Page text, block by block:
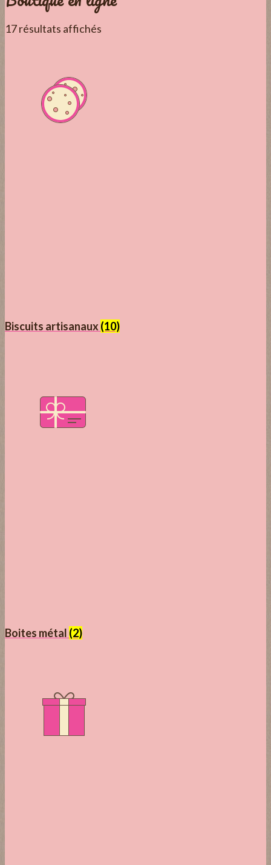
17 résultats affichés
Biscuits artisanaux(10)
Boites métal (2)